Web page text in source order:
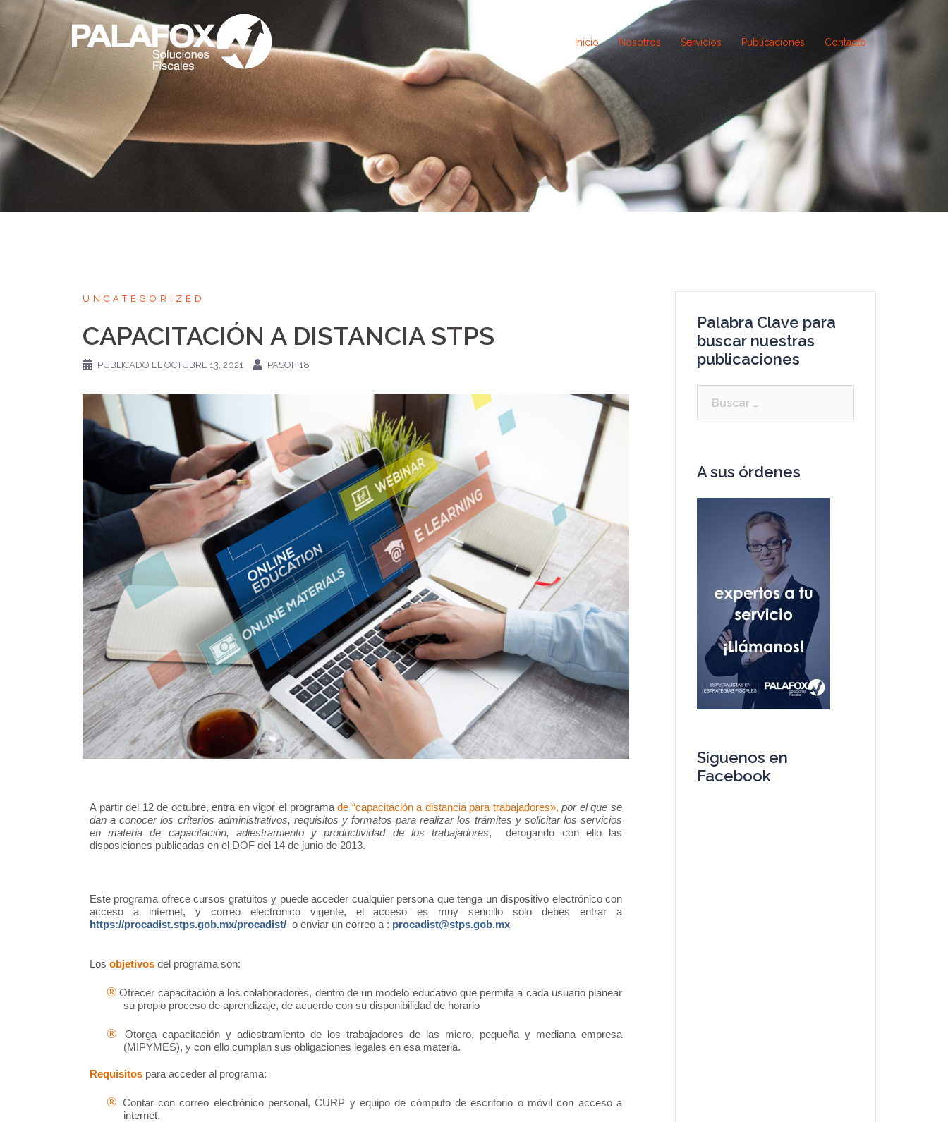
Inicio Nosotros Servicios Publicaciones Contacto
UNCATEGORIZED
CAPACITACIÓN A DISTANCIA STPS
PUBLICADO ELOCTUBRE 13, 2021 PASOFI18
A partir del 12 de octubre, entra en vigor el programade “capacitación a distancia para trabajadores», por el que se
dan a conocer los criterios administrativos, requisitos y formatos para realizar los trámites y solicitar los servicios
en materia de capacitación, adiestramiento y productividad de los trabajadores,
derogando con ello las
disposiciones publicadas en el DOF del 14 de junio de 2013.
Este programa ofrece cursos gratuitos y puede acceder cualquier persona que tenga un dispositivo electrónico con
acceso a internet, y correo electrónico vigente, el acceso es muy sencillo solo debes entrar a
https://procadist.stps.gob.mx/procadist/ o enviar un correo a : procadist@stps.gob.mx
Los objetivos del programa son:
® Ofrecer capacitación a los colaboradores, dentro de un modelo educativo que permita a cada usuario planear
su propio proceso de aprendizaje, de acuerdo con su disponibilidad de horario
®
Otorga capacitación y adiestramiento de los trabajadores de las micro, pequeña y mediana empresa
(MIPYMES), y con ello cumplan sus obligaciones legales en esa materia.
Requisitos para acceder al programa:
® Contar con correo electrónico personal, CURP y equipo de cómputo de escritorio o móvil con acceso a
internet.
Palabra Clave para
buscar nuestras
publicaciones
A sus órdenes
Síguenos en
Facebook